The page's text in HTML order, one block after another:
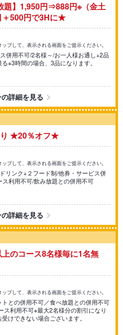
題】1,950円⇒888円※（金土
＋500円で3Hに★
プして、表示される画面をご提示ください。
併用不可/2名様～/お一人様お通し+2品
※3時間の場合、3品になります。
詳細を見る
り ★20％オフ★
プして、表示される画面をご提示ください。
リンク+２フード制/他券・サービス併
ス利用不可/飲み放題との併用不可
詳細を見る
上のコース8名様毎に1名無
プして、表示される画面をご提示ください。
との併用不可／食べ放題との併用不可
ス利用不可※最大2名様分の割引になり
けできない場合ございます。